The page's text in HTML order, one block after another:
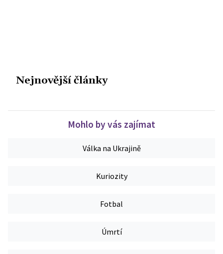
Nejnovější články
Mohlo by vás zajímat
Válka na Ukrajině
Kuriozity
Fotbal
Úmrtí